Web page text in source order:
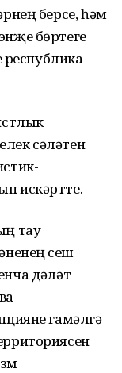
берсе, һәм
бөртеге
республика
сәләтен
искәртте.
тау
үсеш
дәүләт
гамәлгә